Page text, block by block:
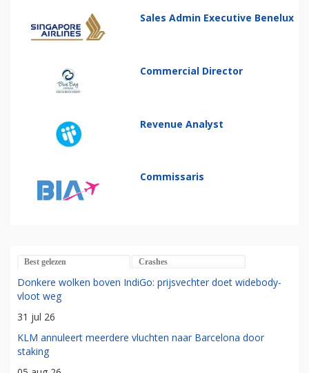
Sales Admin Executive Benelux
Commercial Director
Revenue Analyst
Commissaris
Best gelezen Crashes
Donkere wolken boven IndiGo: prijsvechter doet widebody-
vloot weg
31 jul 26
KLM annuleert meerdere vluchten naar Barcelona door
staking